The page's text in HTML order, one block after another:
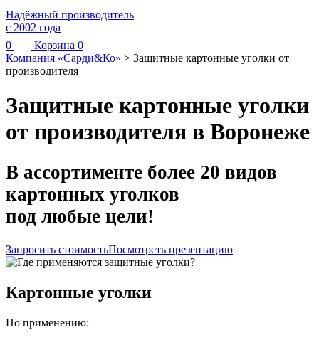
Надёжный производитель
с 2002 года
0
Корзина 0
Компания «Сарди&Ко» > Защитные картонные уголки от
производителя
Защитные картонные уголки
от производителя в Воронеже
В ассортименте более 20 видов
картонных уголков
под любые цели!
Запросить стоимостьПосмотреть презентацию
Картонные уголки
По применению: